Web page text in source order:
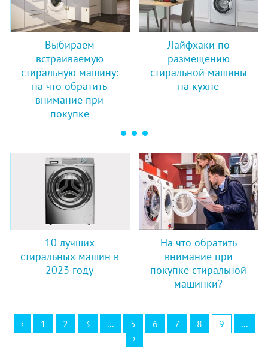
Выбираем
встраиваемую
стиральную машину:
на что обратить
внимание при
покупке
Лайфхаки по
размещению
стиральной машины
на кухне
10 лучших
стиральных машин в
2023 году
На что обратить
внимание при
покупке стиральной
машинки?
‹ 1 2 3 ... 5 6 7 8 9
...
›